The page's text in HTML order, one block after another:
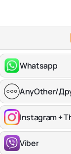
Whatsapp
AnyOther/
Instagram +
Viber